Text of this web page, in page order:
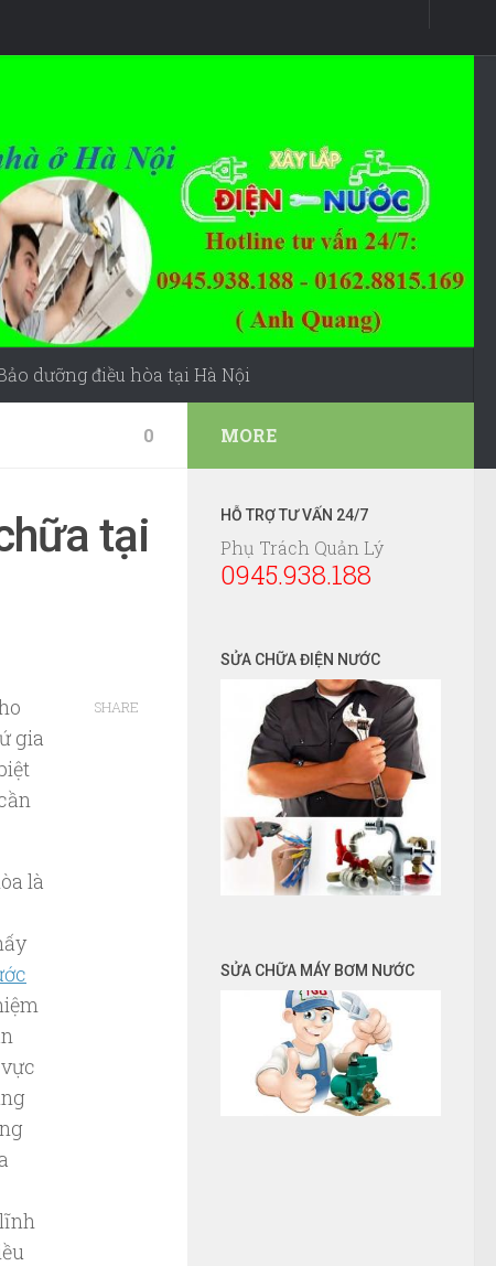
dưỡng điều hòa tại Hà Nội
0
tại
gia
là
SHARE
MORE
HỖ TRỢ TƯ VẤN 24/7
Phụ Trách Quản Lý
0945.938.188
SỬA CHỮA ĐIỆN NƯỚC
SỬA CHỮA MÁY BƠM NƯỚC